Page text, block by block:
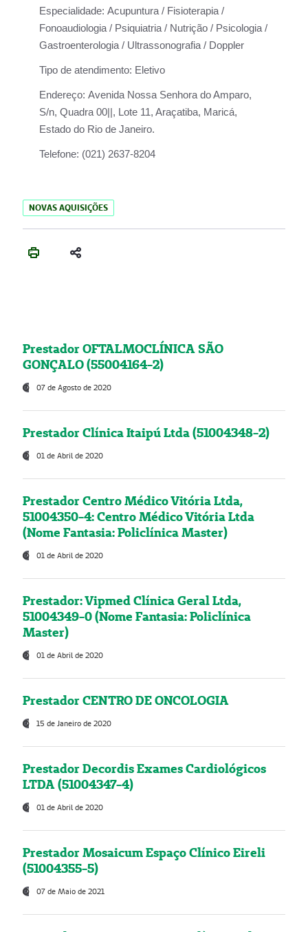
Especialidade: Acupuntura / Fisioterapia /
Fonoaudiologia / Psiquiatria / Nutrição / Psicologia /
Gastroenterologia / Ultrassonografia / Doppler
Tipo de atendimento: Eletivo
Endereço: Avenida Nossa Senhora do Amparo,
S/n, Quadra 00||, Lote 11, Araçatiba, Maricá,
Estado do Rio de Janeiro.
Telefone: (021) 2637-8204
NOVAS AQUISIÇÕES
Prestador OFTALMOCLÍNICA SÃO
GONÇALO (55004164-2)
07 de Agosto de 2020
Prestador Clínica Itaipú Ltda (51004348-2)
01 de Abril de 2020
Prestador Centro Médico Vitória Ltda,
51004350-4: Centro Médico Vitória Ltda
(Nome Fantasia: Policlínica Master)
01 de Abril de 2020
Prestador: Vipmed Clínica Geral Ltda,
51004349-0 (Nome Fantasia: Policlínica
Master)
01 de Abril de 2020
Prestador CENTRO DE ONCOLOGIA
15 de Janeiro de 2020
Prestador Decordis Exames Cardiológicos
LTDA (51004347-4)
01 de Abril de 2020
Prestador Mosaicum Espaço Clínico Eireli
(51004355-5)
07 de Maio de 2021